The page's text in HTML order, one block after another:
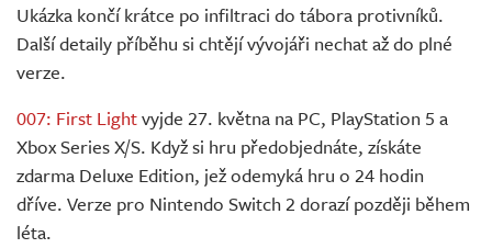
Ukázka končí krátce po infiltraci do tábora protivníků.
Další detaily příběhu si chtějí vývojáři nechat až do plné
verze.
007: First Lightvyjde 27. května na PC, PlayStation 5 a
Xbox Series X/S. Když si hru předobjednáte, získáte
zdarma Deluxe Edition, jež odemyká hru o 24 hodin
dříve. Verze pro Nintendo Switch 2 dorazí později během
léta.